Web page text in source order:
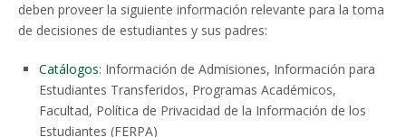
deben proveer la siguiente información relevante para la toma
de decisiones de estudiantes y sus padres:
Catálogos: Información de Admisiones, Información para
Estudiantes Transferidos, Programas Académicos,
Facultad, Política de Privacidad de la Información de los
Estudiantes (FERPA)